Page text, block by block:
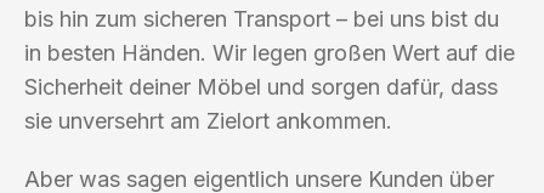
bis hin zum sicheren Transport – bei uns bist du
in besten Händen. Wir legen großen Wert auf die
Sicherheit deiner Möbel und sorgen dafür, dass
sie unversehrt am Zielort ankommen.
Aber was sagen eigentlich unsere Kunden über